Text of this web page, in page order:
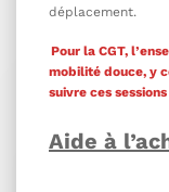
déplacement.
Pour la CGT,
mobilité douce, y
suivre ces
Aide à